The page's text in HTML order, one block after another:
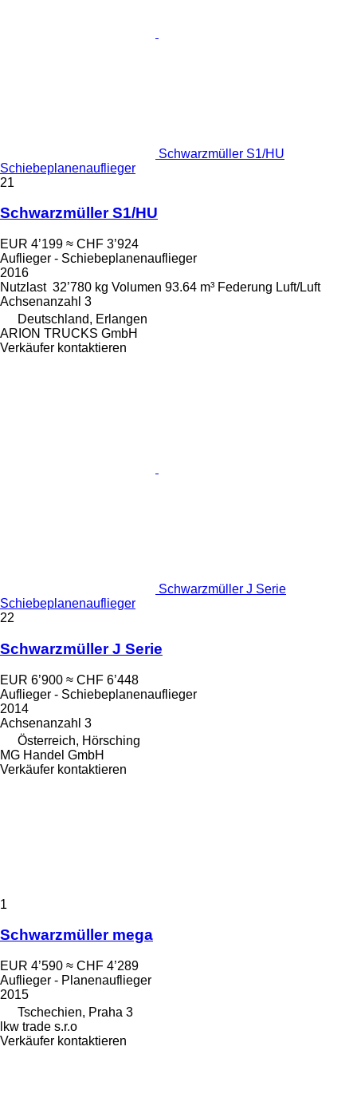
Schwarzmüller S1/HU
Schiebeplanenauflieger
21
Schwarzmüller S1/HU
EUR 4’199 ≈ CHF 3’924
Auflieger - Schiebeplanenauflieger
2016
Nutzlast 32’780 kg Volumen 93.64 m³ Federung Luft/Luft
Achsenanzahl 3
Deutschland, Erlangen
ARION TRUCKS GmbH
Verkäufer kontaktieren
Schwarzmüller J Serie
Schiebeplanenauflieger
22
Schwarzmüller J Serie
EUR 6’900 ≈ CHF 6’448
Auflieger - Schiebeplanenauflieger
2014
Achsenanzahl 3
Österreich, Hörsching
MG Handel GmbH
Verkäufer kontaktieren
1
Schwarzmüller mega
EUR 4’590 ≈ CHF 4’289
Auflieger - Planenauflieger
2015
Tschechien, Praha 3
lkw trade s.r.o
Verkäufer kontaktieren